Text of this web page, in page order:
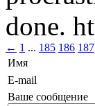
done.
← 1 ... 185 186 187
Имя
E-mail
Ваше сообщение